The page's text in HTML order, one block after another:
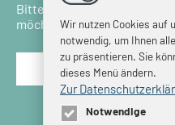
Bitte bestätigen Sie, dass
möchten.Wir nutzen Cookies auf
notwendig, um Ihnen
zu präsentieren. Sie
dieses Menü ändern.
Zur
Notwendige